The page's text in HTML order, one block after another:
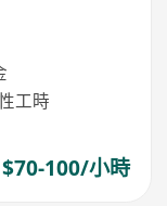
工時
$70-100/小時